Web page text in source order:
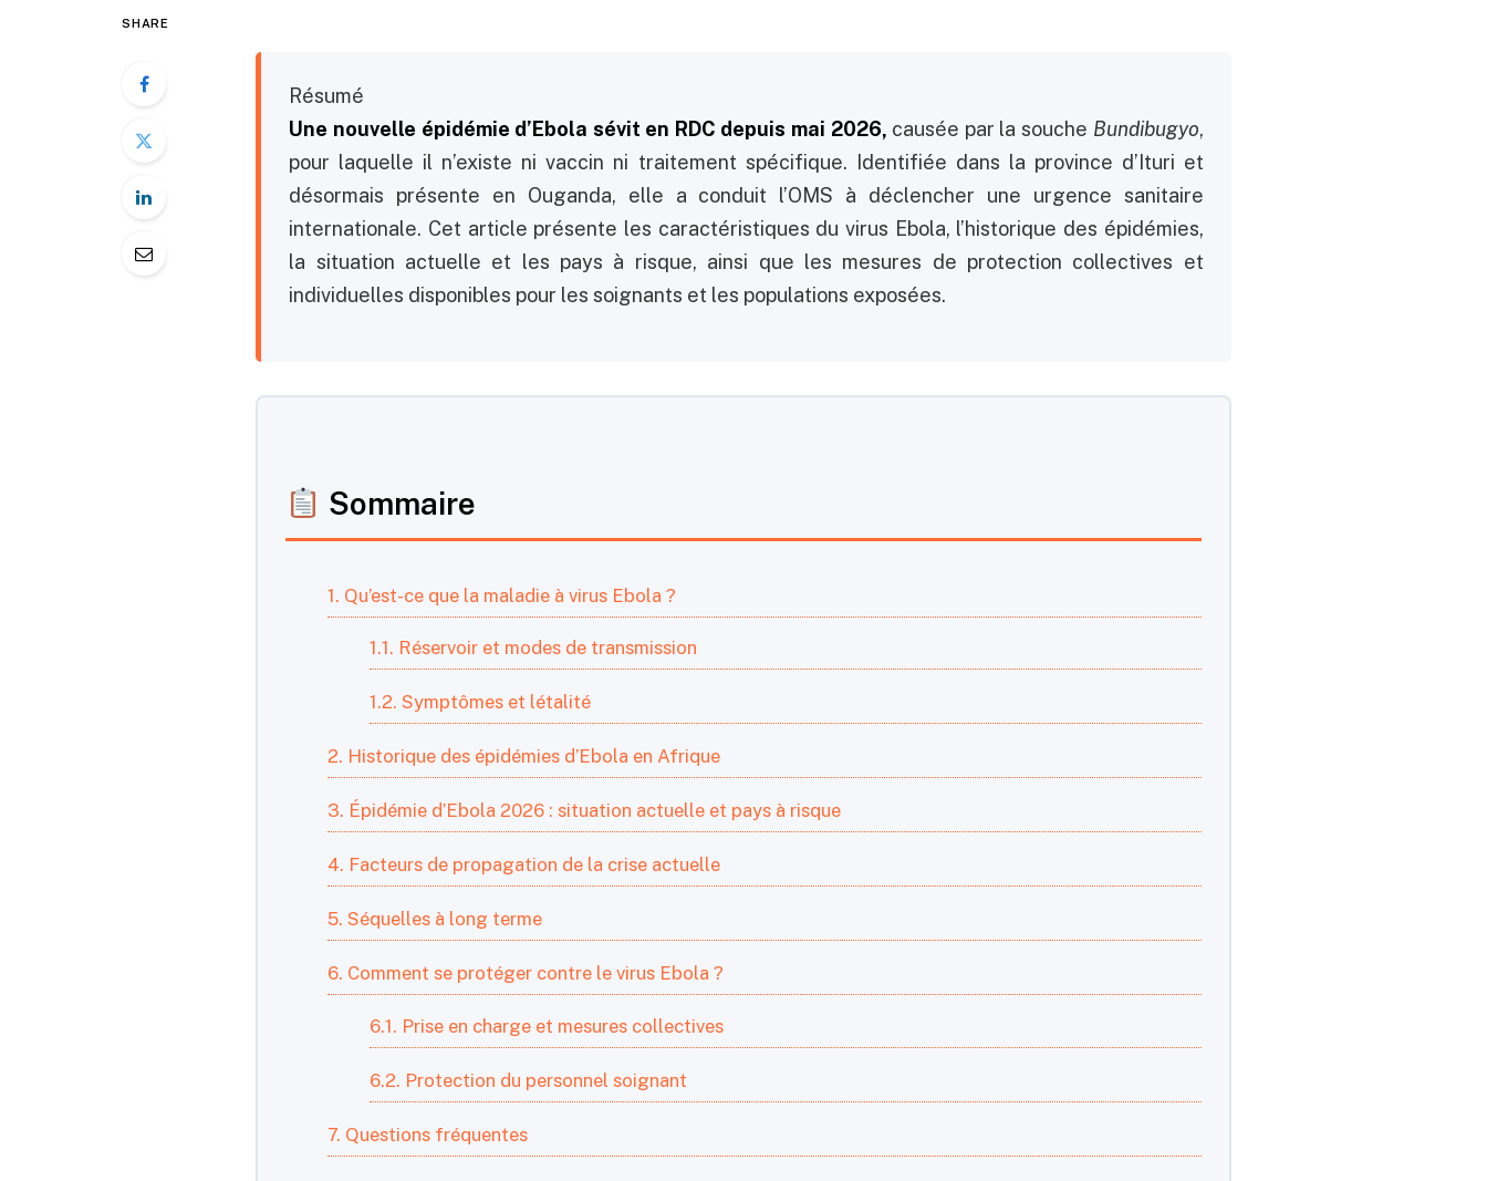
SHARE
Résumé
Une nouvelle épidémie d’Ebola sévit en RDC depuis mai 2026, causée par la souche Bundibugyo,
pour laquelle il n’existe ni vaccin ni traitement spécifique. Identifiée dans la province d’Ituri et
désormais présente en Ouganda, elle a conduit l’OMS à déclencher une urgence sanitaire
internationale. Cet article présente les caractéristiques du virus Ebola, l’historique des épidémies,
la situation actuelle et les pays à risque, ainsi que les mesures de protection collectives et
individuelles disponibles pour les soignants et les populations exposées.
Sommaire
1. Qu’est-ce que la maladie à virus Ebola ?
1.1. Réservoir et modes de transmission
1.2. Symptômes et létalité
2. Historique des épidémies d’Ebola en Afrique
3. Épidémie d’Ebola 2026 : situation actuelle et pays à risque
4. Facteurs de propagation de la crise actuelle
5. Séquelles à long terme
6. Comment se protéger contre le virus Ebola ?
6.1. Prise en charge et mesures collectives
6.2. Protection du personnel soignant
7. Questions fréquentes